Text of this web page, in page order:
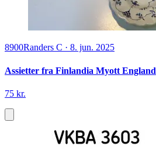
8900Randers C · 8. jun. 2025
Assietter fra Finlandia Myott England
75 kr.